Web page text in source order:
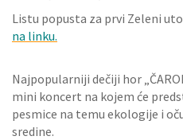
Listu popusta za prvi Zeleni
na linku.
Najpopularniji dečiji hor
mini koncert na kojem će
pesmice na temu ekologije i
sredine.